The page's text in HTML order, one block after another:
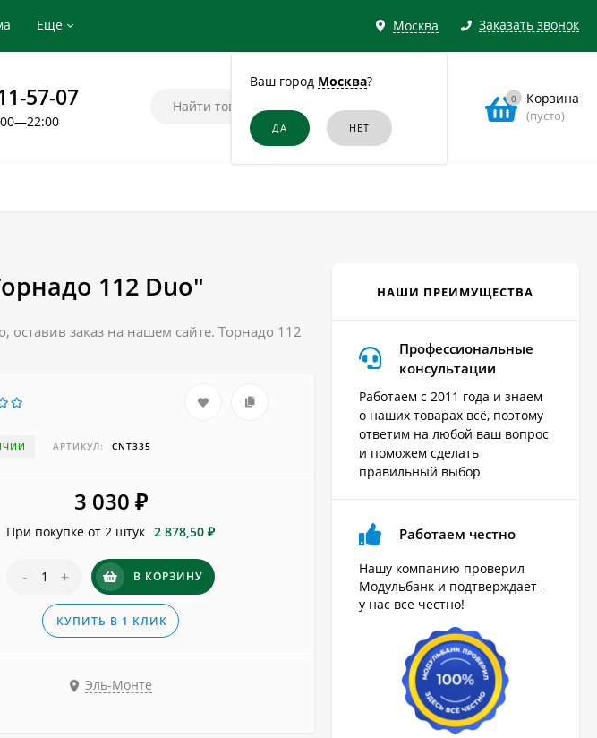
Москва
Ваш город Москва?
Заказать звонок
Еще
57-07 0 Корзина
(пусто)
112 Duo"
оставив заказ на нашем сайте. Торнадо 112
АРТИКУЛ: CNT335
3 030 ₽
При покупке от 2 штук 2 878,50 ₽
- + В КОРЗИНУ
КУПИТЬ В 1 КЛИК
Эль-Монте
НАШИ ПРЕИМУЩЕСТВА
Профессиональные
консультации
Работаем с 2011 года и знаем
о наших товарах всё, поэтому
ответим на любой ваш вопрос
и поможем сделать
правильный выбор
Работаем честно
Нашу компанию проверил
Модульбанк и подтверждает -
у нас все честно!